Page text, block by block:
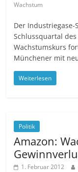
Wachstum
Der
Schlussquartal
Wachstumskurs
Münchener mit
Weiterlesen
Politik
Amazon:
1. Februar 2012